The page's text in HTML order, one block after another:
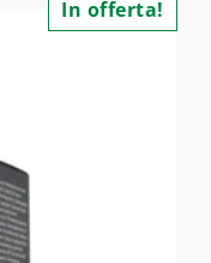
In offerta!